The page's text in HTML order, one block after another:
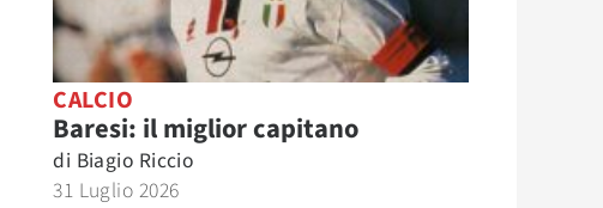
CALCIO
Baresi: il miglior capitano
di Biagio Riccio
31 Luglio 2026